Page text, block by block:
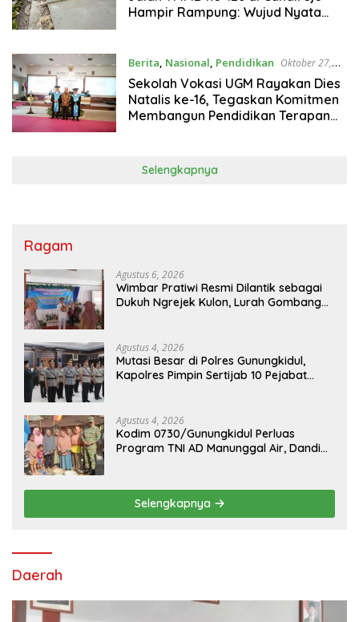
Hampir Rampung: Wujud Nyata
Berita Nasional Pendidikan Oktober 27,
2025
Sekolah Vokasi UGM Rayakan Dies
Natalis ke-16, Tegaskan Komitmen
Membangun Pendidikan Terapan
Selengkapnya
Ragam
Agustus 6, 2026
Wimbar Pratiwi Resmi Dilantik sebagai
Dukuh Ngrejek Kulon, Lurah Gombang
Agustus 4, 2026
Mutasi Besar di Polres Gunungkidul,
Kapolres Pimpin Sertijab 10 Pejabat
Agustus 4, 2026
Kodim 0730/Gunungkidul Perluas
Program TNI AD Manunggal Air, Dandim:
Selengkapnya
Daerah